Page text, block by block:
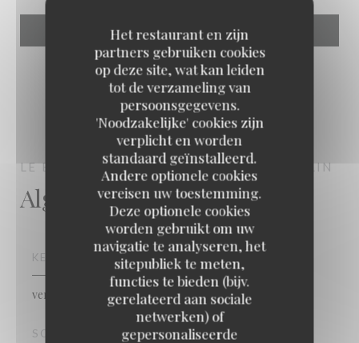
Het restaurant en zijn
partners gebruiken cookies
op deze site, wat kan leiden
tot de verzameling van
persoonsgegevens.
'Noodzakelijke' cookies zijn
verplicht en worden
standaard geïnstalleerd.
Andere optionele cookies
vereisen uw toestemming.
Deze optionele cookies
worden gebruikt om uw
navigatie te analyseren, het
sitepubliek te meten,
functies te bieden (bijv.
gerelateerd aan sociale
netwerken) of
gepersonaliseerde
LE BONHOMIQUEBISTRONOMIQUE SECLIN
Algemene informatie
KEUKEN
vers product, Eigengemaakt, Traditionele keuken
SOORT BEDRIJF